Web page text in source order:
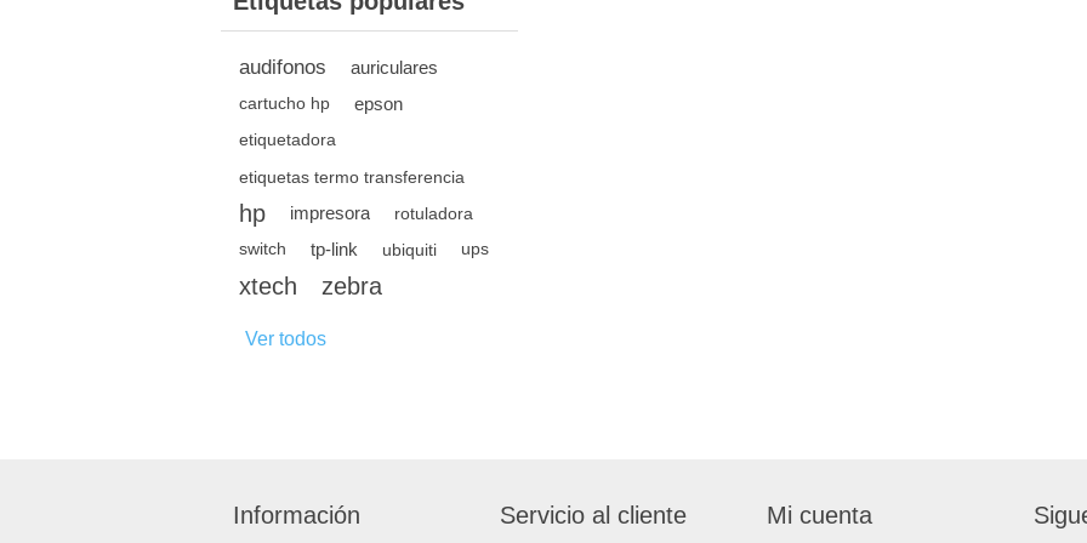
audifonos auriculares
cartucho hp epson
etiquetadora
etiquetas termo transferencia
hp impresora rotuladora
switch tp-link ubiquiti ups
xtech zebra
Ver todos
Información Servicio al cliente Mi cuenta